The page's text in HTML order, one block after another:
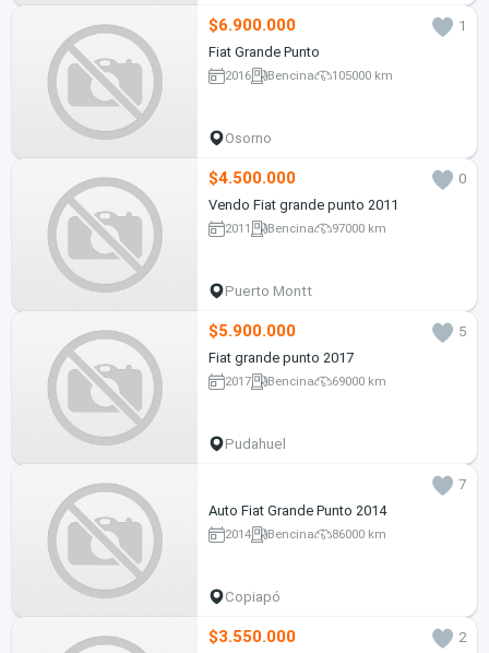
$6.900.000
1
Fiat Grande Punto
2016 Bencina 105000 km
Osorno
$4.500.000
0
Vendo Fiat grande punto 2011
2011 Bencina 97000 km
Puerto Montt
$5.900.000
5
Fiat grande punto 2017
2017 Bencina 69000 km
Pudahuel
7
Auto Fiat Grande Punto 2014
2014 Bencina 86000 km
Copiapó
$3.550.000
2